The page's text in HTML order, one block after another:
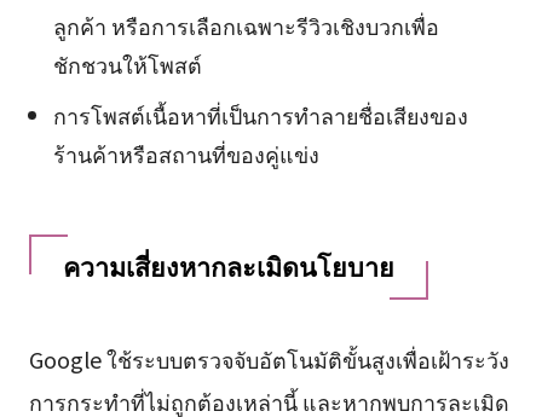
ลูกค้า หรือการเลือกเฉพาะรีวิวเชิงบวกเพื่อ
ชักชวนให้โพสต์
การโพสต์เนื้อหาที่เป็นการทำลายชื่อเสียงของ
ร้านค้าหรือสถานที่ของคู่แข่ง
ความเสี่ยงหากละเมิดนโยบาย
Google ใช้ระบบตรวจจับอัตโนมัติขั้นสูงเพื่อเฝ้าระวัง
การกระทำที่ไม่ถูกต้องเหล่านี้ และหากพบการละเมิด